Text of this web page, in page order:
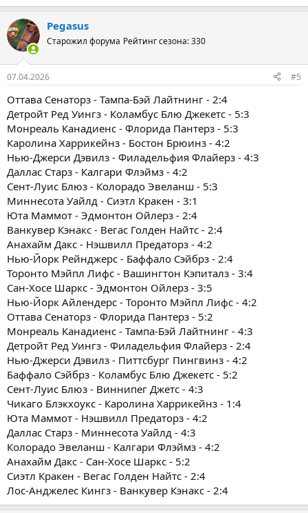
Pegasus
Старожил форума Рейтинг сезона: 330
07.04.2026 #5
Оттава Сенаторз - Тампа-Бэй Лайтнинг - 2:4
Детройт Ред Уингз - Коламбус Блю Джекетс - 5:3
Монреаль Канадиенс - Флорида Пантерз - 5:3
Каролина Харрикейнз - Бостон Брюинз - 4:2
Нью-Джерси Дэвилз - Филадельфия Флайерз - 4:3
Даллас Старз - Калгари Флэймз - 4:2
Сент-Луис Блюз - Колорадо Эвеланш - 5:3
Миннесота Уайлд - Сиэтл Кракен - 3:1
Юта Маммот - Эдмонтон Ойлерз - 2:4
Ванкувер Кэнакс - Вегас Голден Найтс - 2:4
Анахайм Дакс - Нэшвилл Предаторз - 4:2
Нью-Йорк Рейнджерс - Баффало Сэйбрз - 2:4
Торонто Мэйпл Лифс - Вашингтон Кэпиталз - 3:4
Сан-Хосе Шаркс - Эдмонтон Ойлерз - 3:5
Нью-Йорк Айлендерс - Торонто Мэйпл Лифс - 4:2
Оттава Сенаторз - Флорида Пантерз - 5:2
Монреаль Канадиенс - Тампа-Бэй Лайтнинг - 4:3
Детройт Ред Уингз - Филадельфия Флайерз - 2:4
Нью-Джерси Дэвилз - Питтсбург Пингвинз - 4:2
Баффало Сэйбрз - Коламбус Блю Джекетс - 5:2
Сент-Луис Блюз - Виннипег Джетс - 4:3
Чикаго Блэкхоукс - Каролина Харрикейнз - 1:4
Юта Маммот - Нэшвилл Предаторз - 4:2
Даллас Старз - Миннесота Уайлд - 4:3
Колорадо Эвеланш - Калгари Флэймз - 4:2
Анахайм Дакс - Сан-Хосе Шаркс - 5:2
Сиэтл Кракен - Вегас Голден Найтс - 2:4
Лос-Анджелес Кингз - Ванкувер Кэнакс - 2:4